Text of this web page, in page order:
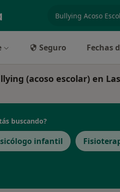
Seguro Fechas
(acoso escolar) en
buscando?
infantil